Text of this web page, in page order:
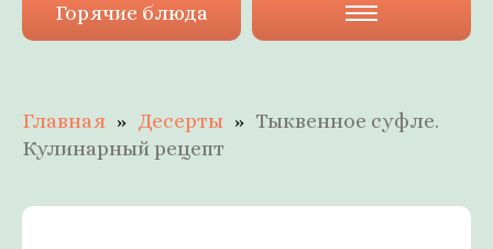
Горячие блюда
Главная Десерты
Тыквенное суфле.
Кулинарный рецепт